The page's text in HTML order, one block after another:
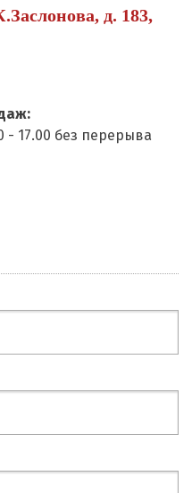
д. 183,
- 17.00 без перерыва